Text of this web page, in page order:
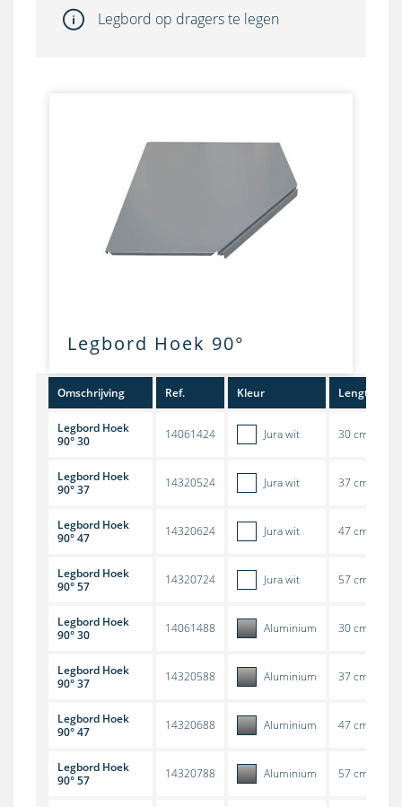
Legbord op dragers te legen
Legbord Hoek 90°
Omschrijving Ref. Kleur Lengte
Legbord Hoek
90° 30
14061424 Jura wit 30 cm
Legbord Hoek
90° 37
14320524 Jura wit 37 cm
Legbord Hoek
90° 47
14320624 Jura wit 47 cm
Legbord Hoek
90° 57
14320724 Jura wit 57 cm
Legbord Hoek
90° 30
14061488 Aluminium 30 cm
Legbord Hoek
90° 37
14320588 Aluminium 37 cm
Legbord Hoek
90° 47
14320688 Aluminium 47 cm
Legbord Hoek
90° 57
14320788 Aluminium 57 cm